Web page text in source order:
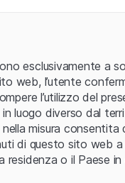
esclusivamente a
web, l’utente
l’utilizzo del
luogo diverso dal
misura consentita
di questo sito web
o il Paese in